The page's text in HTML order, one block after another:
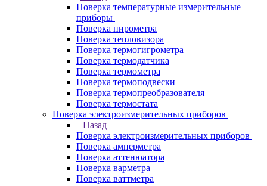
Поверка температурные измерительные
приборы
Поверка пирометра
Поверка тепловизора
Поверка термогигрометра
Поверка термодатчика
Поверка термометра
Поверка термоподвески
Поверка термопреобразователя
Поверка термостата
Поверка электроизмерительных приборов
Назад
Поверка электроизмерительных приборов
Поверка амперметра
Поверка аттенюатора
Поверка варметра
Поверка ваттметра